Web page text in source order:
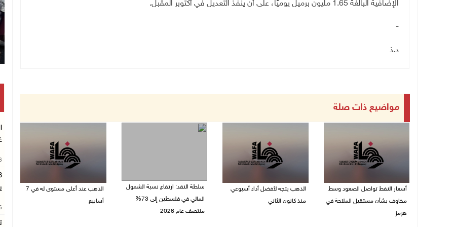
الإضافية البالغة 1.65 مليون برميل يوميًا، على أن ينفذ التعديل في أكتوبر المقبل
.
-
د.ذ
مواضيع ذات صلة
أسعار النفط تواصل الصعود وسط
مخاوف بشأن مستقبل الملاحة في
هرمز
الذهب يتجه لأفضل أداء أسبوعي
منذ كانون الثاني
سلطة النقد: ارتفاع نسبة الشمول
المالي في فلسطين إلى 73%
منتصف عام 2026
الذهب عند أعلى مستوى له في 7
أسابيع